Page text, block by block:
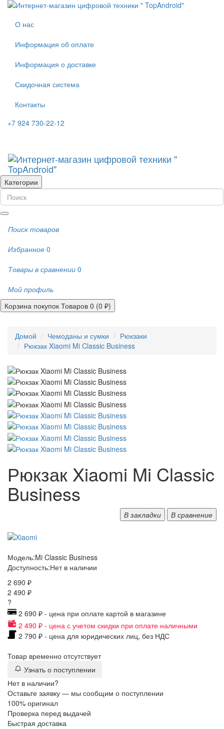
О нас
Информация об оплате
Информация о доставке
Скидочная система
Контакты
+7 924 730-22-12
Категории
Поиск товаров
Избранное 0
Товары в сравнении 0
Мой профиль
Корзина покупок Товаров 0 (0 ₽)
Домой Чемоданы и сумки
Рюкзаки
Рюкзак Xiaomi Mi Classic Business
Рюкзак Xiaomi Mi Classic
Business
В закладки В сравнение
Модель:Mi Classic Business
Доступность:Нет в наличии
2 690 ₽
2 490 ₽
?
2 690 ₽ - цена при оплате картой в магазине
2 490 ₽ - цена с учетом скидки при оплате наличными
2 790 ₽ - цена для юридических лиц, без НДС
Товар временно отсутствует
Узнать о поступлении
Нет в наличии?
Оставьте заявку — мы сообщим о поступлении
100% оригинал
Проверка перед выдачей
Быстрая доставка